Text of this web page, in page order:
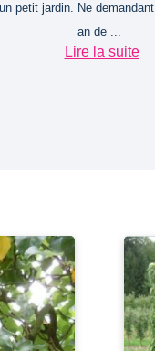
jardin. Ne
an de ...
Lire la suite